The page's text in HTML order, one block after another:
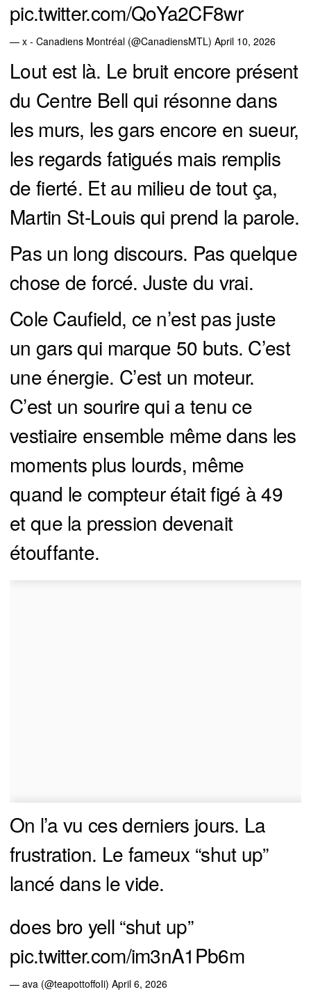
pic.twitter.com/QoYa2CF8wr
— x - Canadiens Montréal (@CanadiensMTL) April 10, 2026
Lout est là. Le bruit encore présent
du Centre Bell qui résonne dans
les murs, les gars encore en sueur,
les regards fatigués mais remplis
de fierté. Et au milieu de tout ça,
Martin St-Louis qui prend la parole.
Pas un long discours. Pas quelque
chose de forcé. Juste du vrai.
Cole Caufield, ce n’est pas juste
un gars qui marque 50 buts. C’est
une énergie. C’est un moteur.
C’est un sourire qui a tenu ce
vestiaire ensemble même dans les
moments plus lourds, même
quand le compteur était figé à 49
et que la pression devenait
étouffante.
On l’a vu ces derniers jours. La
frustration. Le fameux “shut up”
lancé dans le vide.
does bro yell “shut up”
pic.twitter.com/im3nA1Pb6m
— ava (@teapottoffoIi) April 6, 2026